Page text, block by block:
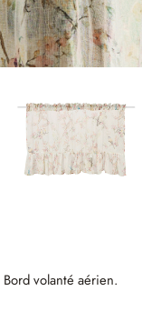
Bord volanté aérien.